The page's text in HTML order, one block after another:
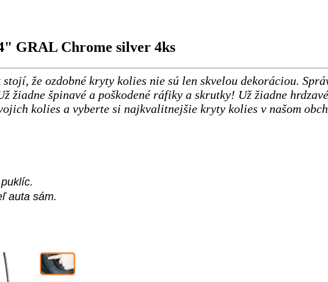
GRAL Chrome silver 4ks
stojí, že ozdobné kryty kolies nie sú len skvelou dekoráciou.
žiadne špinavé a poškodené ráfiky a skrutky! Už žiadne
kolies a vyberte si najkvalitnejšie kryty kolies v našom
auta sám.